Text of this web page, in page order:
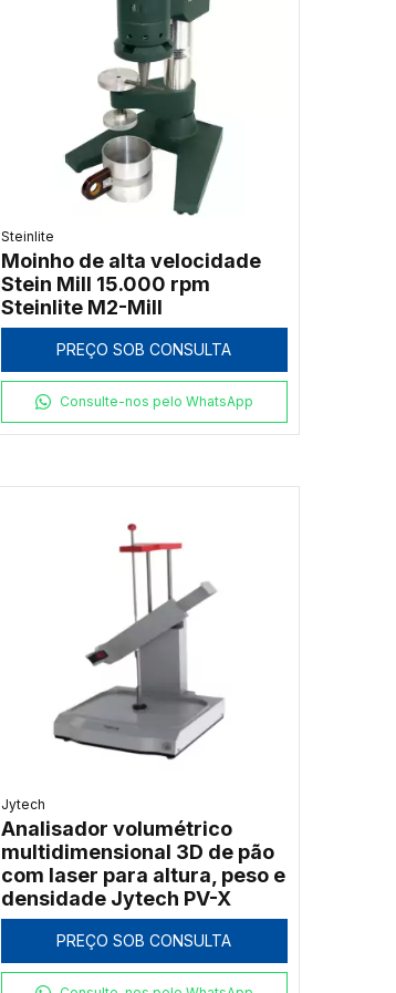
Steinlite
Moinho de alta velocidade
Stein Mill 15.000 rpm
Steinlite M2-Mill
PREÇO SOB CONSULTA
Consulte-nos pelo WhatsApp
Jytech
Analisador volumétrico
multidimensional 3D de pão
com laser para altura, peso e
densidade Jytech PV-X
PREÇO SOB CONSULTA